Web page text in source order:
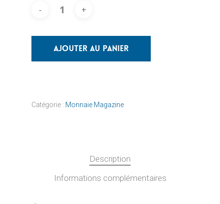
Ajouter Au Panier
Catégorie : Monnaie Magazine
Description
Informations complémentaires